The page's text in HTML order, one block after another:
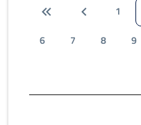
1
6
7 8 9